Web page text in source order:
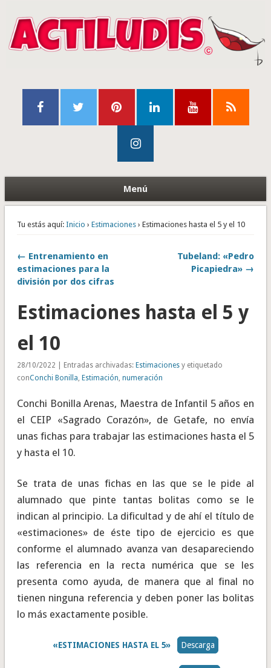
Menú
Tu estás aquí: Inicio › Estimaciones› Estimaciones hasta el 5 y el 10
← Entrenamiento en
estimaciones para la
división por dos cifras
Tubeland: «Pedro
Picapiedra» →
Estimaciones hasta el 5 y
el 10
28/10/2022 | Entradas archivadas: Estimacionesy etiquetado
conConchi Bonilla, Estimación, numeración
Conchi Bonilla Arenas, Maestra de Infantil 5 años en
el CEIP «Sagrado Corazón», de Getafe, no envía
unas fichas para trabajar las estimaciones hasta el 5
y hasta el 10.
Se trata de unas fichas en las que se le pide al
alumnado que pinte tantas bolitas como se le
indican al principio. La dificultad y de ahí el título de
«estimaciones» de éste tipo de ejercicio es que
conforme el alumnado avanza van desapareciendo
las referencia en la recta numérica que se les
presenta como ayuda, de manera que al final no
tienen ninguna referencia y deben poner las bolitas
lo más exactamente posible.
«ESTIMACIONES HASTA EL 5» Descarga